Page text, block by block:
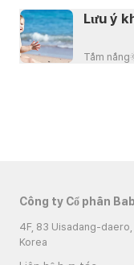
Lưu ý
Tắm
Công ty Cổ phần
4F, 83 Uisadang-
Korea